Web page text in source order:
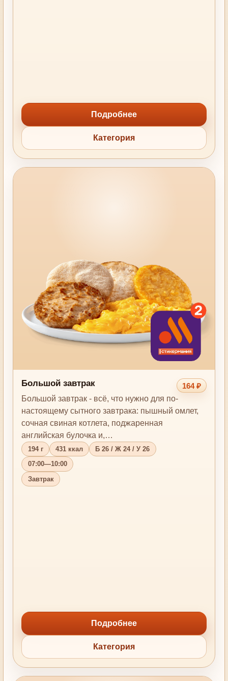
Подробнее
Категория
Большой завтрак
164 ₽
Большой завтрак - всё, что нужно для по-
настоящему сытного завтрака: пышный омлет,
сочная свиная котлета, поджаренная
английская булочка и,…
194 г 431 ккал
Б 26 / Ж 24 / У 26
07:00—10:00
Завтрак
Подробнее
Категория